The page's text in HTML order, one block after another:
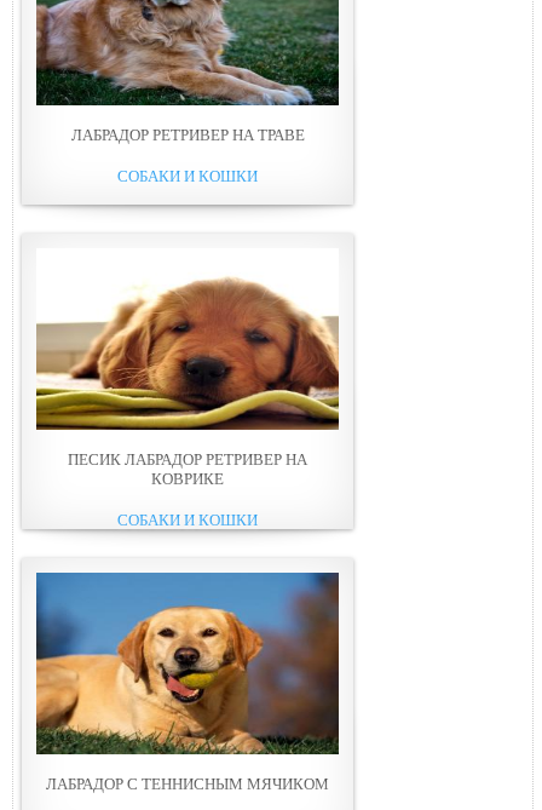
ЛАБРАДОР РЕТРИВЕР НА ТРАВЕ
СОБАКИ И КОШКИ
ПЕСИК ЛАБРАДОР РЕТРИВЕР НА
КОВРИКЕ
СОБАКИ И КОШКИ
ЛАБРАДОР С ТЕННИСНЫМ МЯЧИКОМ